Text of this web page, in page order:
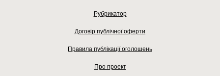
Рубрикатор
Договір публічної оферти
Правила публікації оголошень
Про проект